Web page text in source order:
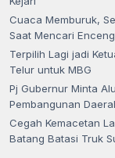
Cuaca Memburuk,
Saat Mencari
Terpilih Lagi jadi
Telur untuk MBG
Pj Gubernur Minta
Pembangunan
Cegah Kemacetan
Batang Batasi Truk